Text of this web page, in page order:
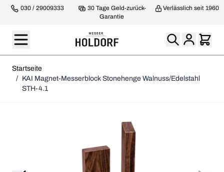
030 / 29009333
30 Tage Geld-zurück-
Garantie
Verlässlich seit 1960
Startseite
/ KAI Magnet-Messerblock Stonehenge Walnuss/Edelstahl
STH-4.1